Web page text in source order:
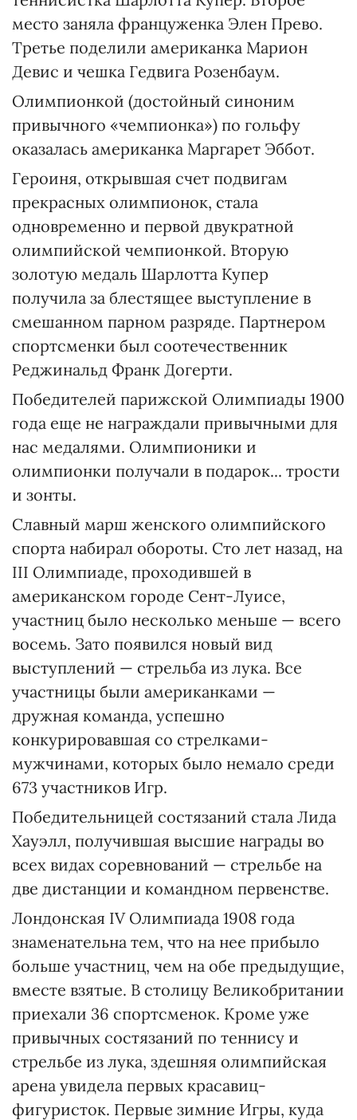
место заняла француженка Элен Прево.
Третье поделили американка Марион
Девис и чешка Гедвига Розенбаум.
Олимпионкой (достойный синоним
привычного «чемпионка») по гольфу
оказалась американка Маргарет Эббот.
Героиня, открывшая счет подвигам
прекрасных олимпионок, стала
одновременно и первой двукратной
олимпийской чемпионкой. Вторую
золотую медаль Шарлотта Купер
получила за блестящее выступление в
смешанном парном разряде. Партнером
спортсменки был соотечественник
Реджинальд Франк Догерти.
Победителей парижской Олимпиады 1900
года еще не награждали привычными для
нас медалями. Олимпионики и
олимпионки получали в подарок... трости
и зонты.
Славный марш женского олимпийского
спорта набирал обороты. Сто лет назад, на
ІІІ Олимпиаде, проходившей в
американском городе Сент-Луисе,
участниц было несколько меньше — всего
восемь. Зато появился новый вид
выступлений — стрельба из лука. Все
участницы были американками —
дружная команда, успешно
конкурировавшая со стрелками-
мужчинами, которых было немало среди
673 участников Игр.
Победительницей состязаний стала Лида
Хауэлл, получившая высшие награды во
всех видах соревнований — стрельбе на
две дистанции и командном первенстве.
Лондонская IV Олимпиада 1908 года
знаменательна тем, что на нее прибыло
больше участниц, чем на обе предыдущие,
вместе взятые. В столицу Великобритании
приехали 36 спортсменок. Кроме уже
привычных состязаний по теннису и
стрельбе из лука, здешняя олимпийская
арена увидела первых красавиц-
фигуристок. Первые зимние Игры, куда